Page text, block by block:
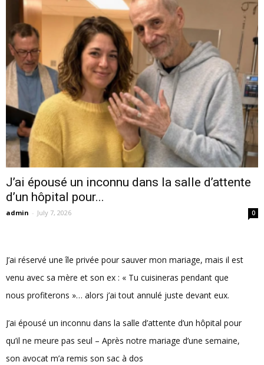
J’ai épousé un inconnu dans la salle d’attente
d’un hôpital pour...
admin - July 7, 2026 0
J’ai réservé une île privée pour sauver mon mariage, mais il est
venu avec sa mère et son ex : « Tu cuisineras pendant que
nous profiterons »… alors j’ai tout annulé juste devant eux.
J’ai épousé un inconnu dans la salle d’attente d’un hôpital pour
qu’il ne meure pas seul – Après notre mariage d’une semaine,
son avocat m’a remis son sac à dos